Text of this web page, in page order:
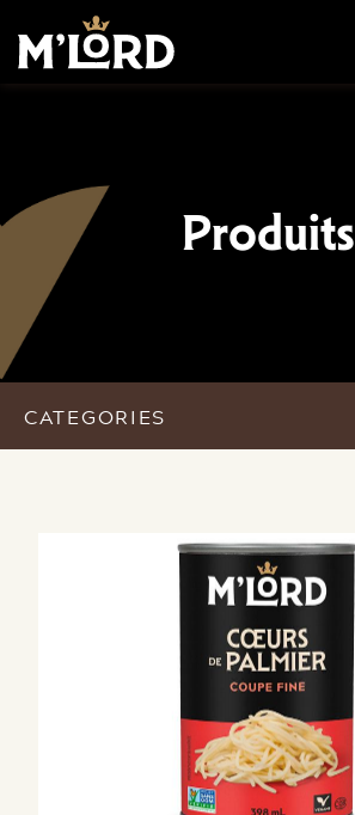
Produits
CATEGORIES